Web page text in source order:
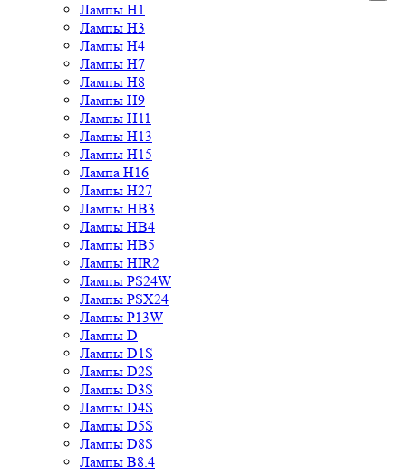
Лампы H1
Лампы H3
Лампы H4
Лампы H7
Лампы H8
Лампы H9
Лампы H11
Лампы H13
Лампы H15
Лампа H16
Лампы H27
Лампы HB3
Лампы HB4
Лампы HB5
Лампы HIR2
Лампы PS24W
Лампы PSX24
Лампы P13W
Лампы D
Лампы D1S
Лампы D2S
Лампы D3S
Лампы D4S
Лампы D5S
Лампы D8S
Лампы B8.4